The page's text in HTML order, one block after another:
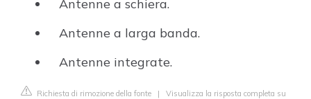
Antenne a schiera.
Antenne a larga banda.
Antenne integrate.
Richiesta di rimozione della fonte | Visualizza la risposta completa su